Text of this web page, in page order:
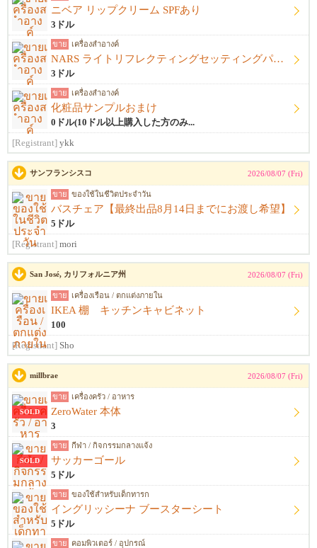
ニベア リップクリーム SPFあり
3ドル
ขาย เครื่องสำอางค์
NARS ライトリフレクティングセッティングパウダー プレストN
3ドル
ขาย เครื่องสำอางค์
化粧品サンプルおまけ
0ドル(10ドル以上購入した方のみ...
[Registrant] ykk
サンフランシスコ 2026/08/07 (Fri)
ขาย ของใช้ในชีวิตประจำวัน
バスチェア【最終出品8月14日までにお渡し希望】
5ドル
[Registrant] mori
San José, カリフォルニア州 2026/08/07 (Fri)
ขาย เครื่องเรือน / ตกแต่งภายใน
IKEA 棚 キッチンキャビネット
100
[Registrant] Sho
millbrae 2026/08/07 (Fri)
SOLD
ขาย เครื่องครัว / อาหาร
ZeroWater 本体
3
SOLD
ขาย กีฬา / กิจกรรมกลางแจ้ง
サッカーゴール
5ドル
ขาย ของใช้สำหรับเด็กทารก
イングリッシーナ ブースターシート
5ドル
ขาย คอมพิวเตอร์ / อุปกรณ์